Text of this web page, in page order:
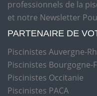
professionnels de la
et notre Newsletter
PARTENAIRE DE
Piscinistes Auvergne-
Piscinistes Bourgogne-
Piscinistes Occitanie
Piscinistes PACA